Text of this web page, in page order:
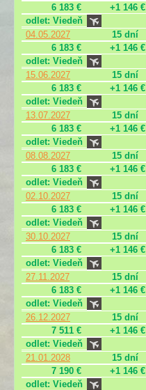
6 183 €
+1 146 €
odlet: Viedeň
04.05.2027
15 dní
6 183 €
+1 146 €
odlet: Viedeň
15.06.2027
15 dní
6 183 €
+1 146 €
odlet: Viedeň
13.07.2027
15 dní
6 183 €
+1 146 €
odlet: Viedeň
08.08.2027
15 dní
6 183 €
+1 146 €
odlet: Viedeň
02.10.2027
15 dní
6 183 €
+1 146 €
odlet: Viedeň
30.10.2027
15 dní
6 183 €
+1 146 €
odlet: Viedeň
27.11.2027
15 dní
6 183 €
+1 146 €
odlet: Viedeň
26.12.2027
15 dní
7 511 €
+1 146 €
odlet: Viedeň
21.01.2028
15 dní
7 190 €
+1 146 €
odlet: Viedeň